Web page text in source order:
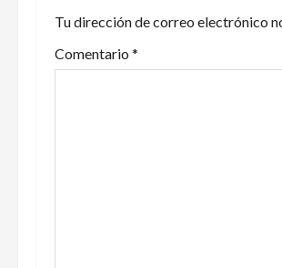
a
c
Tu dirección de correo electrónico
Comentario *